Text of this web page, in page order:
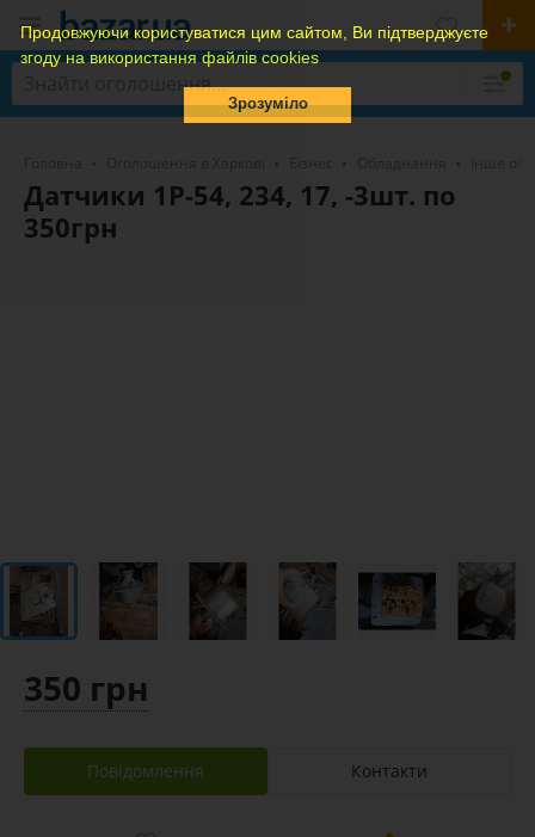
Продовжуючи користуватися цим сайтом, Ви підтверджуєте
згоду на використання файлів cookies
Зрозуміло
Датчики 1Р-54, 234, 17, -3шт. по
350грн
350 грн
Повідомлення Контакти